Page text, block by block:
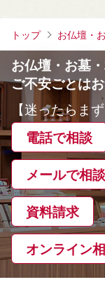
トップ お仏壇・
お仏壇・お墓
ご不安ごとは
【迷ったらま
電話で相談
メールで相談
資料請求
オンライン